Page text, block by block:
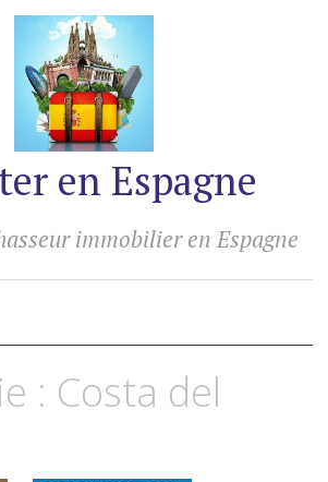
en Espagne
immobilier en Espagne
: Costa del